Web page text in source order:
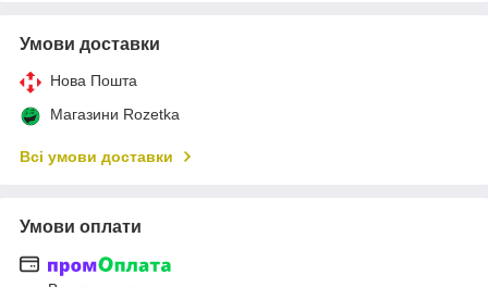
Умови доставки
Нова Пошта
Магазини Rozetka
Всі умови доставки
Умови оплати